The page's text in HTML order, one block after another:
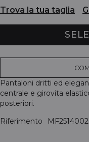
Trova la tua taglia
Pantaloni dritti ed
centrale e girovita
posteriori.
Riferimento